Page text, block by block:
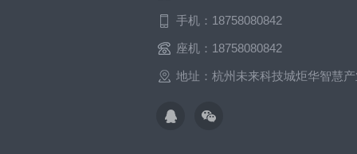
手机：18758080842
座机：18758080842
地址：杭州未来科技城炬华智慧